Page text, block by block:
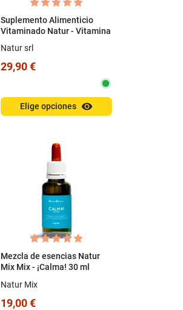
Suplemento Alimenticio
Vitaminado Natur - Vitamina
D3 + K2 2000 UI Cápsulas
Natur srl
29,90 €
Elige opciones visibility
Mezcla de esencias Natur
Mix Mix - ¡Calma! 30 ml
Natur Mix
19,00 €